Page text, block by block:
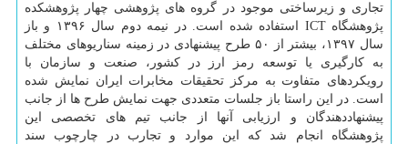
تجاری و زیرساختی موجود در گروه های پژوهشی چهار پژوهشكده
پژوهشگاه ICT استفاده شده است. در نیمه دوم سال ۱۳۹۶ و باز
سال ۱۳۹۷، بیشتر از ۵۰ طرح پیشنهادی در زمینه سناریوهای مختلف
به كارگیری یا توسعه رمز ارز در كشور، صنعت و سازمان با
رویكردهای متفاوت به مركز تحقیقات مخابرات ایران نمایش شده
است. در این راستا باز جلسات متعددی جهت نمایش طرح ها از جانب
پیشنهاددهندگان و ارزیابی آنها از جانب تیم های تخصصی این
پژوهشگاه انجام شد كه این موارد و تجارب در چارچوب سند